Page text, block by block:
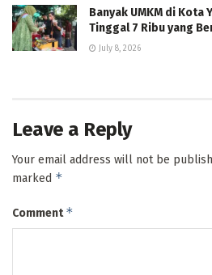
Banyak UMKM di Kota
Tinggal 7 Ribu yang
July 8, 2026
Leave a Reply
Your email address will not be
marked *
Comment*